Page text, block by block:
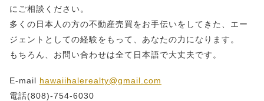
にご相談ください。
多くの日本人の方の不動産売買をお手伝いをしてきた、エー
ジェントとしての経験をもって、あなたの力になります。
もちろん、お問い合わせは全て日本語で大丈夫です。
E-mail hawaiihalerealty@gmail.com
電話(808)-754-6030